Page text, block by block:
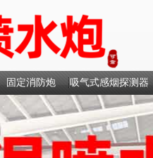
固定消防炮 吸气式感烟探测器